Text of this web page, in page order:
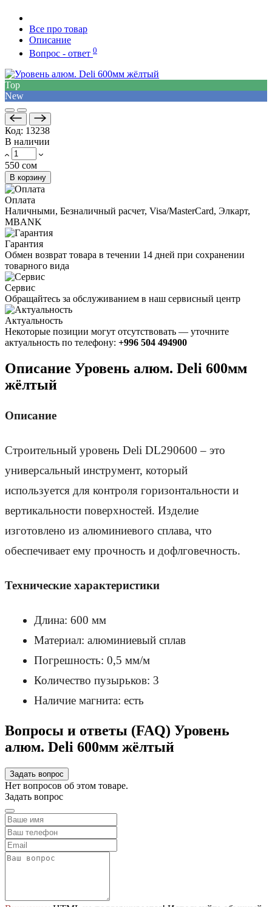
Все про товар
Описание
Вопрос - ответ 0
Top
New
Код: 13238
В наличии
550 сом
В корзину
Оплата
Наличными, Безналичный расчет, Visa/MasterCard, Элкарт,
MBANK
Гарантия
Обмен возврат товара в течении 14 дней при сохранении
товарного вида
Сервис
Обращайтесь за обслуживанием в наш сервисный центр
Актуальность
Некоторые позиции могут отсутствовать — уточните
актуальность по телефону: +996 504 494900
Описание Уровень алюм. Deli 600мм
жёлтый
Описание
Строительный уровень Deli DL290600 – это
универсальный инструмент, который
используется для контроля горизонтальности и
вертикальности поверхностей. Изделие
изготовлено из алюминиевого сплава, что
обеспечивает ему прочность и дофлговечность.
Технические характеристики
Длина: 600 мм
Материал: алюминиевый сплав
Погрешность: 0,5 мм/м
Количество пузырьков: 3
Наличие магнита: есть
Вопросы и ответы (FAQ) Уровень
алюм. Deli 600мм жёлтый
Задать вопрос
Нет вопросов об этом товаре.
Задать вопрос